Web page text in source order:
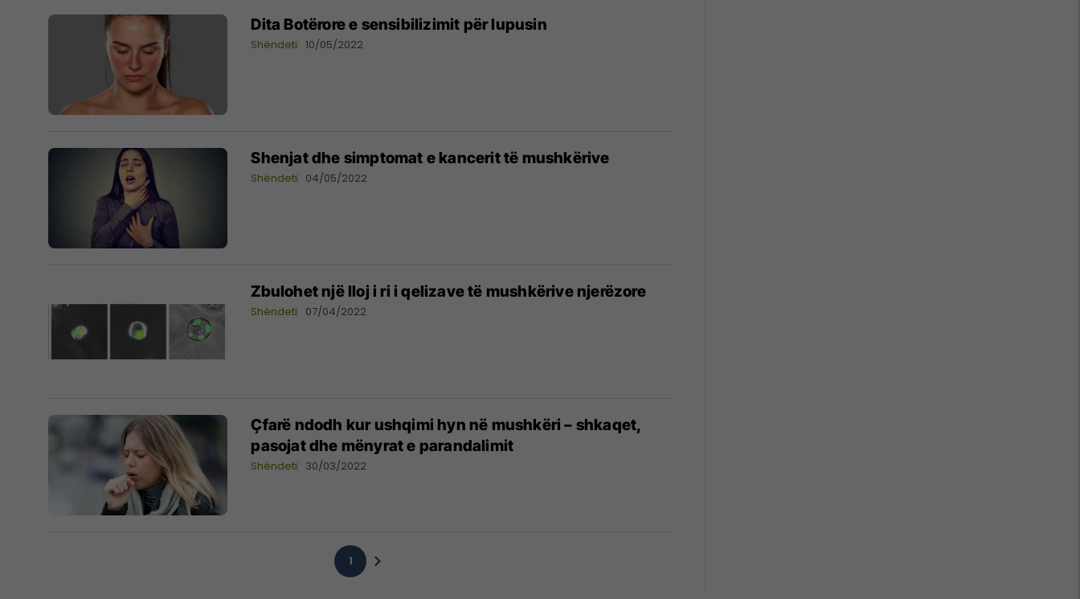
Dita Botërore e sensibilizimit për lupusin
Shëndeti 10/05/2022
Shenjat dhe simptomat e kancerit të mushkërive
Shëndeti 04/05/2022
Zbulohet një lloj i ri i qelizave të mushkërive njerëzore
Shëndeti 07/04/2022
Çfarë ndodh kur ushqimi hyn në mushkëri – shkaqet,
pasojat dhe mënyrat e parandalimit
Shëndeti 30/03/2022
1